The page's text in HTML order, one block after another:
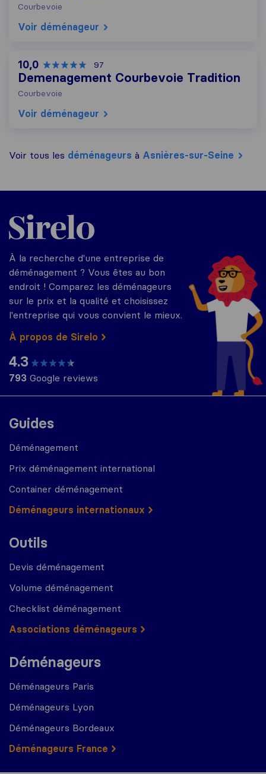
Courbevoie
Voir déménageur
10,0 97
Demenagement Courbevoie Tradition
Courbevoie
Voir déménageur
Voir tous les déménageurs à Asnières-sur-Seine
Guides
Déménagement
Prix déménagement international
Container déménagement
Déménageurs internationaux
Outils
Devis déménagement
Volume déménagement
Checklist déménagement
Associations déménageurs
Déménageurs
Déménageurs Paris
Déménageurs Lyon
Déménageurs Bordeaux
Déménageurs France
Sirelo.fr
À la recherche d'une entreprise de
déménagement ? Vous êtes au bon
endroit ! Comparez les déménageurs
sur le prix et la qualité et choisissez
l'entreprise qui vous convient le mieux.
À propos de Sirelo
4.3
793 Google reviews